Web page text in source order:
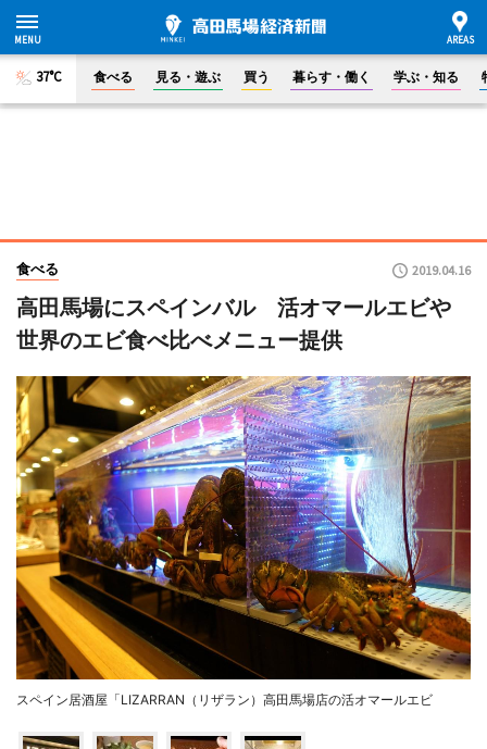
37°C 食べる 見る・遊ぶ 買う 暮らす・働く 学ぶ・知る
食べる 2019.04.16
高田馬場にスペインバル 活オマールエビや
世界のエビ食べ比べメニュー提供
スペイン居酒屋「LIZARRAN（リザラン）高田馬場店の活オマールエビ